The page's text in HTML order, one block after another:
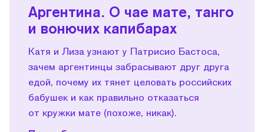
Аргентина. О чае мате, танго
и вонючих капибарах
Катя и Лиза узнают у Патрисио Бастоса,
зачем аргентинцы забрасывают друг друга
едой, почему их тянет целовать российских
бабушек и как правильно отказаться
от кружки мате (похоже, никак).